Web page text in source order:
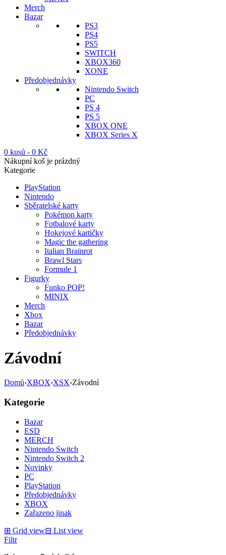
Merch
Bazar
PS3
PS4
PS5
SWITCH
XBOX360
XONE
Předobjednávky
Nintendo Switch
PC
PS 4
PS 5
XBOX ONE
XBOX Series X
0 kusů - 0 Kč
Nákupní koš je prázdný
Kategorie
PlayStation
Nintendo
Sběratelské karty
Pokémon karty
Fotbalové karty
Hokejové kartičky
Magic the gathering
Italian Brainrot
Brawl Stars
Formule 1
Figurky
Funko POP!
MINIX
Merch
Xbox
Bazar
Předobjednávky
Závodní
Domů›XBOX›XSX›Závodní
Kategorie
Bazar
ESD
MERCH
Nintendo Switch
Nintendo Switch 2
Novinky
PC
PlayStation
Předobjednávky
XBOX
Zařazeno jinak
⊞ Grid view⊟ List view
Filtr